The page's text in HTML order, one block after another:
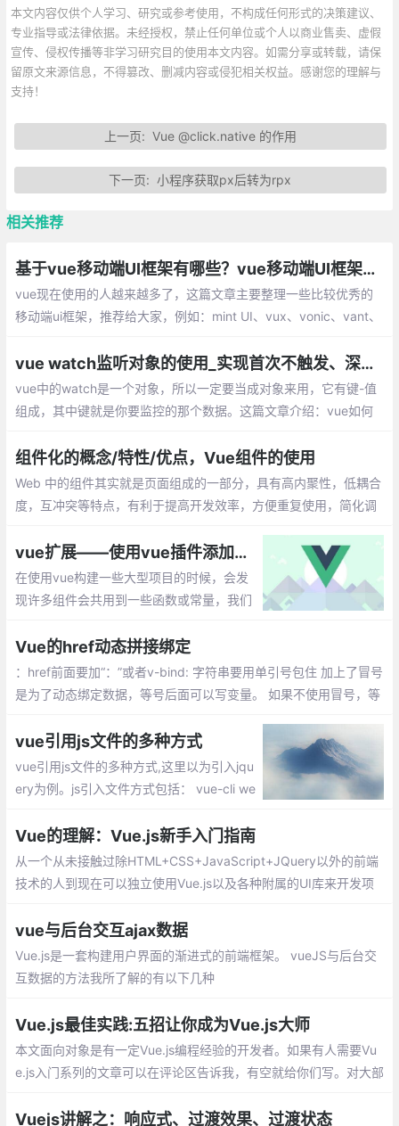
本文内容仅供个人学习、研究或参考使用，不构成任何形式的决策建议、
专业指导或法律依据。未经授权，禁止任何单位或个人以商业售卖、虚假
宣传、侵权传播等非学习研究目的使用本文内容。如需分享或转载，请保
留原文来源信息，不得篡改、删减内容或侵犯相关权益。感谢您的理解与
支持！
上一页: Vue @click.native 的作用
下一页: 小程序获取px后转为rpx
相关推荐
基于vue移动端UI框架有哪些？vue移动端UI框架总汇
vue现在使用的人越来越多了，这篇文章主要整理一些比较优秀的
移动端ui框架，推荐给大家，例如：mint UI、vux、vonic、vant、
vue watch监听对象的使用_实现首次不触发、深度监听
vue中的watch是一个对象，所以一定要当成对象来用，它有键-值
组成，其中键就是你要监控的那个数据。这篇文章介绍：vue如何
组件化的概念/特性/优点，Vue组件的使用
Web 中的组件其实就是页面组成的一部分，具有高内聚性，低耦合
度，互冲突等特点，有利于提高开发效率，方便重复使用，简化调
元素，封装可重用的代码。
vue扩展——使用vue插件添加全局方法属性
在使用vue构建一些大型项目的时候，会发
现许多组件会共用到一些函数或常量，我们
次就可以了，避免每个组件都重新写再一篇
的麻烦。
Vue的href动态拼接绑定
：href前面要加“：”或者v-bind: 字符串要用单引号包住 加上了冒号
是为了动态绑定数据，等号后面可以写变量。 如果不使用冒号，等
数据了
vue引用js文件的多种方式
vue引用js文件的多种方式,这里以为引入jqu
ery为例。js引入文件方式包括： vue-cli we
的方法、单vue页面引用内部js方法
Vue的理解：Vue.js新手入门指南
从一个从未接触过除HTML+CSS+JavaScript+JQuery以外的前端
技术的人到现在可以独立使用Vue.js以及各种附属的UI库来开发项
vue与后台交互ajax数据
Vue.js是一套构建用户界面的渐进式的前端框架。 vueJS与后台交
互数据的方法我所了解的有以下几种
Vue.js最佳实践:五招让你成为Vue.js大师
本文面向对象是有一定Vue.js编程经验的开发者。如果有人需要Vu
e.js入门系列的文章可以在评论区告诉我，有空就给你们写。对大部
网站
Vuejs讲解之：响应式、过渡效果、过渡状态